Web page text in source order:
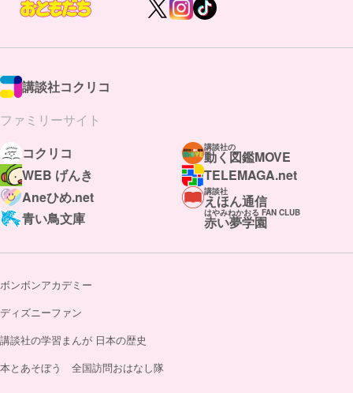
講談社コクリコ
ファミリーサイト
コクリコ
講談社の
動く図鑑MOVE
WEB げんき
TELEMAGA.net
Aneひめ.net
講談社
えほん通信
青い鳥文庫
はやみねかおる FAN CLUB
赤い夢学園
ボンボンアカデミー
ディズニーファン
講談社の学習まんが 日本の歴史
本とあそぼう 全国訪問おはなし隊